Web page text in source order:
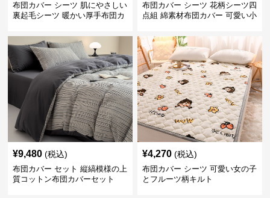
布団カバー シーツ 肌にやさしい
裏起毛シーツ 暖かい厚手布団カ
布団カバー シーツ 花柄シーツ四
点組 綿素材布団カバー 可愛い小
¥9,480 (税込)
布団カバー セット 縦縞模様の上
質コットン布団カバーセット
¥4,270 (税込)
布団カバー シーツ 可愛い女の子
とフルーツ柄キルト